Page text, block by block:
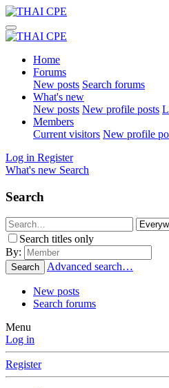
Home
Forums
New posts Search forums
What's new
New posts New profile posts
Members
Current visitors New profile
Log in Register
What's new Search
Search
Search titles only
By:
Search Advanced search…
New posts
Search forums
Menu
Log in
Register